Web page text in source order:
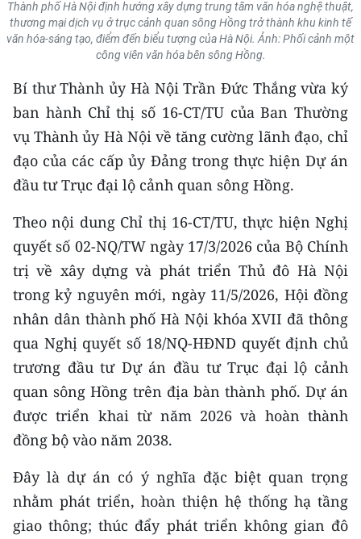
TRI THỨC CHUYÊN SÂU
CHƯƠNG TRÌNH OCOP - MỖI XÃ
MỘT SẢN PHẨM
RADIO
MEDIA CENTER
E-Magazine
Video
Media Chính trị
Media Kinh tế
Media Văn hóa
Media Xã hội
Media Pháp luật
Media Du lịch
Thành phố Hà Nội định hướng xây dựng trung tâm văn hóa nghệ thuật,
thương mại dịch vụ ở trục cảnh quan sông Hồng trở thành khu kinh tế
văn hóa-sáng tạo, điểm đến biểu tượng của Hà Nội. Ảnh: Phối cảnh một
công viên văn hóa bên sông Hồng.
Bí thư Thành ủy Hà Nội Trần Đức Thắng vừa ký
ban hành Chỉ thị số 16-CT/TU của Ban Thường
vụ Thành ủy Hà Nội về tăng cường lãnh đạo, chỉ
đạo của các cấp ủy Đảng trong thực hiện Dự án
đầu tư Trục đại lộ cảnh quan sông Hồng.
Theo nội dung Chỉ thị 16-CT/TU, thực hiện Nghị
quyết số 02-NQ/TW ngày 17/3/2026 của Bộ Chính
trị về xây dựng và phát triển Thủ đô Hà Nội
trong kỷ nguyên mới, ngày 11/5/2026, Hội đồng
nhân dân thành phố Hà Nội khóa XVII đã thông
qua Nghị quyết số 18/NQ-HĐND quyết định chủ
trương đầu tư Dự án đầu tư Trục đại lộ cảnh
quan sông Hồng trên địa bàn thành phố. Dự án
được triển khai từ năm 2026 và hoàn thành
đồng bộ vào năm 2038.
Đây là dự án có ý nghĩa đặc biệt quan trọng
nhằm phát triển, hoàn thiện hệ thống hạ tầng
giao thông; thúc đẩy phát triển không gian đô